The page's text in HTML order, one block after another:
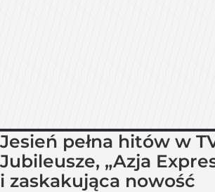
Jesień pełna hitów w
Jubileusze, „Azja
i zaskakująca nowość